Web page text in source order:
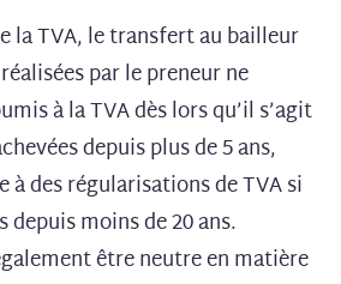
la TVA, le transfert au bailleur
par le preneur ne
à la TVA dès lors qu’il s’agit
depuis plus de 5 ans,
à des régularisations de TVA si
depuis moins de 20 ans.
être neutre en matière